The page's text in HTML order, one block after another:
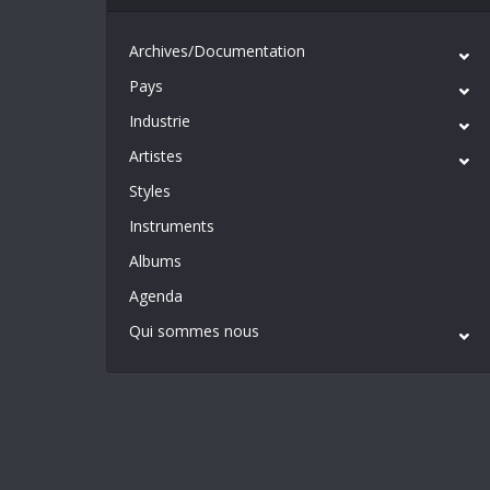
Archives/Documentation
Pays
Industrie
Artistes
Styles
Instruments
Albums
Agenda
Qui sommes nous